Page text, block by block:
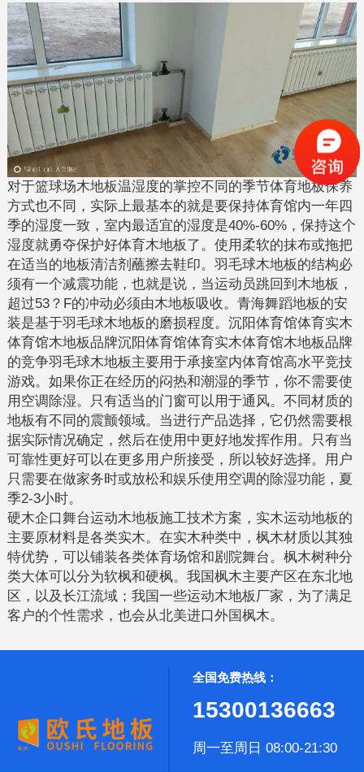
对于篮球场木地板温湿度的掌控不同的季节体育地板保养
方式也不同，实际上最基本的就是要保持体育馆内一年四
季的湿度一致，室内最适宜的湿度是40%-60%，保持这个
湿度就勇夺保护好体育木地板了。使用柔软的抹布或拖把
在适当的地板清洁剂蘸擦去鞋印。羽毛球木地板的结构必
须有一个减震功能，也就是说，当运动员跳回到木地板，
超过53？F的冲动必须由木地板吸收。青海舞蹈地板的安
装是基于羽毛球木地板的磨损程度。沉阳体育馆体育实木
体育馆木地板品牌沉阳体育馆体育实木体育馆木地板品牌
的竞争羽毛球木地板主要用于承接室内体育馆高水平竞技
游戏。如果你正在经历的闷热和潮湿的季节，你不需要使
用空调除湿。只有适当的门窗可以用于通风。不同材质的
地板有不同的震颤领域。当进行产品选择，它仍然需要根
据实际情况确定，然后在使用中更好地发挥作用。只有当
可靠性更好可以在更多用户所接受，所以较好选择。用户
只需要在做家务时或放松和娱乐使用空调的除湿功能，夏
季2-3小时。
硬木企口舞台运动木地板施工技术方案，实木运动地板的
主要原材料是各类实木。在实木种类中，枫木材质以其独
特优势，可以铺装各类体育场馆和剧院舞台。枫木树种分
类大体可以分为软枫和硬枫。我国枫木主要产区在东北地
区，以及长江流域；我国一些运动木地板厂家，为了满足
客户的个性需求，也会从北美进口外国枫木。
全国免费热线：
15300136663
周一至周日 08:00-21:30